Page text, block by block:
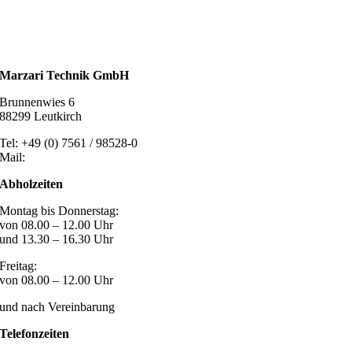
Marzari Technik GmbH
Brunnenwies 6
88299 Leutkirch
Tel: +49 (0) 7561 / 98528-0
Mail:
Abholzeiten
Montag bis Donnerstag:
von 08.00 – 12.00 Uhr
und 13.30 – 16.30 Uhr
Freitag:
von 08.00 – 12.00 Uhr
und nach Vereinbarung
Telefonzeiten